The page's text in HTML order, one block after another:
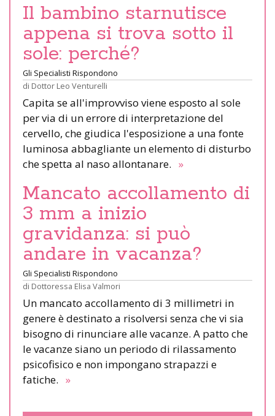
Il bambino starnutisce
appena si trova sotto il
sole: perché?
Gli Specialisti Rispondono
di Dottor Leo Venturelli
Capita se all'improvviso viene esposto al sole
per via di un errore di interpretazione del
cervello, che giudica l'esposizione a una fonte
luminosa abbagliante un elemento di disturbo
che spetta al naso allontanare. »
Mancato accollamento di
3 mm a inizio
gravidanza: si può
andare in vacanza?
Gli Specialisti Rispondono
di Dottoressa Elisa Valmori
Un mancato accollamento di 3 millimetri in
genere è destinato a risolversi senza che vi sia
bisogno di rinunciare alle vacanze. A patto che
le vacanze siano un periodo di rilassamento
psicofisico e non impongano strapazzi e
fatiche. »